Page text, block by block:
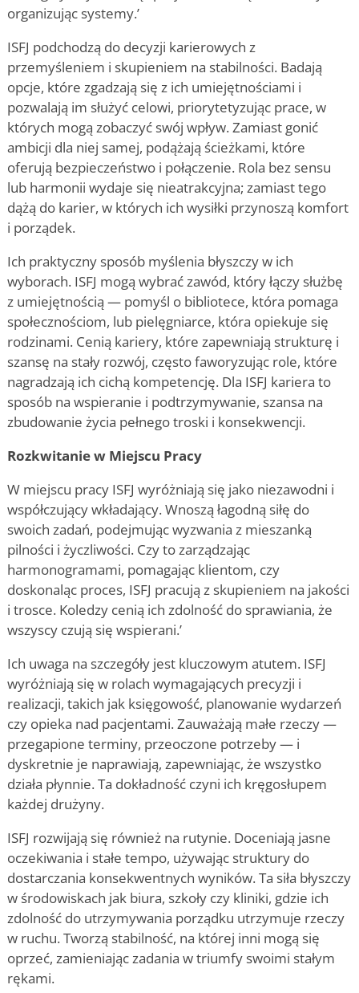
organizując systemy.’
ISFJ podchodzą do decyzji karierowych z
przemyśleniem i skupieniem na stabilności. Badają
opcje, które zgadzają się z ich umiejętnościami i
pozwalają im służyć celowi, priorytetyzując prace, w
których mogą zobaczyć swój wpływ. Zamiast gonić
ambicji dla niej samej, podążają ścieżkami, które
oferują bezpieczeństwo i połączenie. Rola bez sensu
lub harmonii wydaje się nieatrakcyjna; zamiast tego
dążą do karier, w których ich wysiłki przynoszą komfort
i porządek.
Ich praktyczny sposób myślenia błyszczy w ich
wyborach. ISFJ mogą wybrać zawód, który łączy służbę
z umiejętnością — pomyśl o bibliotece, która pomaga
społecznościom, lub pielęgniarce, która opiekuje się
rodzinami. Cenią kariery, które zapewniają strukturę i
szansę na stały rozwój, często faworyzując role, które
nagradzają ich cichą kompetencję. Dla ISFJ kariera to
sposób na wspieranie i podtrzymywanie, szansa na
zbudowanie życia pełnego troski i konsekwencji.
Rozkwitanie w Miejscu Pracy
W miejscu pracy ISFJ wyróżniają się jako niezawodni i
współczujący wkładający. Wnoszą łagodną siłę do
swoich zadań, podejmując wyzwania z mieszanką
pilności i życzliwości. Czy to zarządzając
harmonogramami, pomagając klientom, czy
doskonaląc proces, ISFJ pracują z skupieniem na jakości
i trosce. Koledzy cenią ich zdolność do sprawiania, że
wszyscy czują się wspierani.’
Ich uwaga na szczegóły jest kluczowym atutem. ISFJ
wyróżniają się w rolach wymagających precyzji i
realizacji, takich jak księgowość, planowanie wydarzeń
czy opieka nad pacjentami. Zauważają małe rzeczy —
przegapione terminy, przeoczone potrzeby — i
dyskretnie je naprawiają, zapewniając, że wszystko
działa płynnie. Ta dokładność czyni ich kręgosłupem
każdej drużyny.
ISFJ rozwijają się również na rutynie. Doceniają jasne
oczekiwania i stałe tempo, używając struktury do
dostarczania konsekwentnych wyników. Ta siła błyszczy
w środowiskach jak biura, szkoły czy kliniki, gdzie ich
zdolność do utrzymywania porządku utrzymuje rzeczy
w ruchu. Tworzą stabilność, na której inni mogą się
oprzeć, zamieniając zadania w triumfy swoimi stałym
rękami.